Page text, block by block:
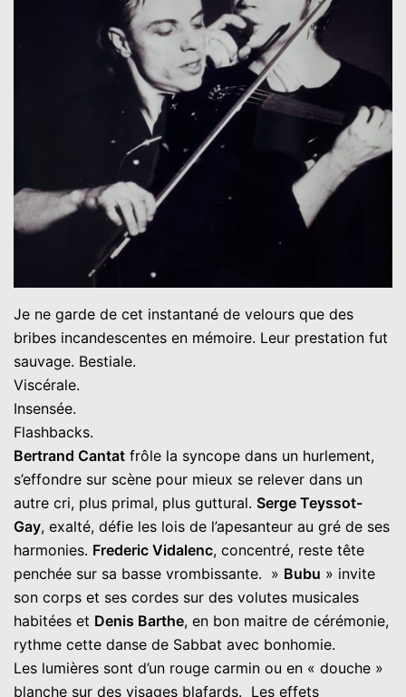
Je ne garde de cet instantané de velours que des
bribes incandescentes en mémoire. Leur prestation fut
sauvage. Bestiale.
Viscérale.
Insensée.
Flashbacks.
Bertrand Cantat frôle la syncope dans un hurlement,
s’effondre sur scène pour mieux se relever dans un
autre cri, plus primal, plus guttural. Serge Teyssot-
Gay, exalté, défie les lois de l’apesanteur au gré de ses
harmonies. Frederic Vidalenc, concentré, reste tête
penchée sur sa basse vrombissante. » Bubu » invite
son corps et ses cordes sur des volutes musicales
habitées et Denis Barthe, en bon maitre de cérémonie,
rythme cette danse de Sabbat avec bonhomie.
Les lumières sont d’un rouge carmin ou en « douche »
blanche sur des visages blafards. Les effets